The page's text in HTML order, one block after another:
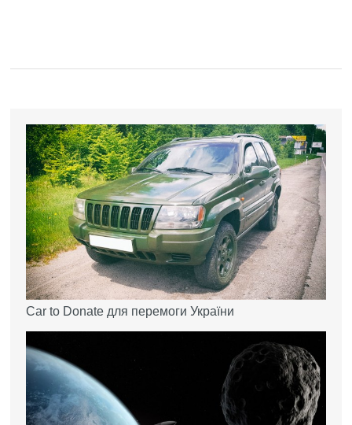
Car to Donate для перемоги України